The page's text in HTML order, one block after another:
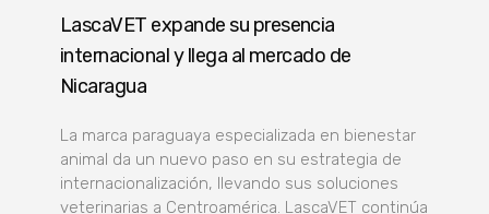
LascaVET expande su presencia
internacional y llega al mercado de
Nicaragua
La marca paraguaya especializada en bienestar
animal da un nuevo paso en su estrategia de
internacionalización, llevando sus soluciones
veterinarias a Centroamérica. LascaVET continúa